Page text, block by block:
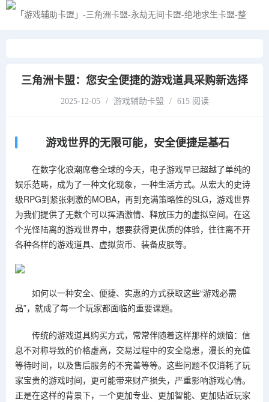
黑夜模式
三角洲卡盟：您安全便捷的游戏道具采购新选择
2025-12-05 / 游戏辅助卡盟 / 615 阅读
游戏世界的无限可能，安全便捷是基石
在数字化浪潮席卷全球的今天，电子游戏早已超越了单纯的
娱乐范畴，成为了一种文化现象，一种生活方式。从宏大的史诗
级RPG到紧张刺激的MOBA，再到充满策略性的SLG，游戏世界
为我们提供了无数个可以挥洒激情、释放压力的虚拟空间。在这
个光怪陆离的游戏世界中，想要获得更优质的体验，往往离不开
各种各样的游戏道具、虚拟货币、装备皮肤等。
如何以一种安全、便捷、实惠的方式获取这些“游戏必需
品”，就成了每一个玩家都面临的重要课题。
传统的游戏道具购买方式，常常伴随着这样那样的烦恼：信
息不对称导致的价格虚高，交易过程中的安全隐患，漫长的充值
等待时间，以及售后服务的不完善等等。这些问题不仅消耗了玩
家宝贵的游戏时间，更可能带来财产损失，严重影响游戏心情。
正是在这样的背景下，一个更加专业、更加智能、更加贴近玩家